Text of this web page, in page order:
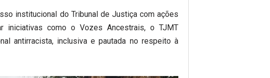
institucional do Tribunal de Justiça com ações
iniciativas como o Vozes Ancestrais, o TJMT
antirracista, inclusiva e pautada no respeito à